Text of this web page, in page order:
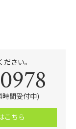
さい。
時間受付中)
こちら